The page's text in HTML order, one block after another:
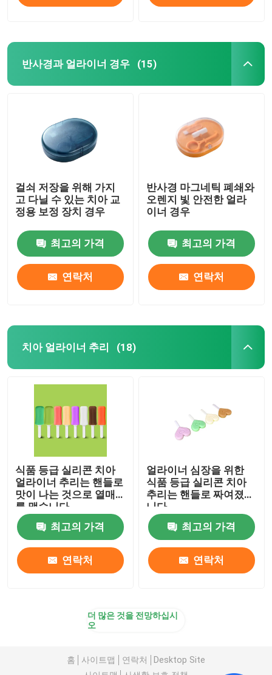
반사경과 얼라이너 경우 (15)
걸쇠 저장을 위해 가지
고 다닐 수 있는 치아 교
정용 보정 장치 경우
최고의 가격
연락처
반사경 마그네틱 폐쇄와
오렌지 빛 안전한 얼라
이너 경우
최고의 가격
연락처
치아 얼라이너 추리 (18)
식품 등급 실리콘 치아
얼라이너 추리는 핸들로
맛이 나는 것으로 열매
를 맺습니다
최고의 가격
연락처
얼라이너 심장을 위한
식품 등급 실리콘 치아
추리는 핸들로 짜여졌습
니다
최고의 가격
연락처
더 많은 것을 전망하십시
오
홈 사이트맵 연락처
Desktop Site